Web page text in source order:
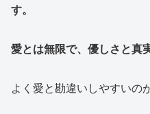
す。
愛とは無限で、優しさと真
よく愛と勘違いしやすいの